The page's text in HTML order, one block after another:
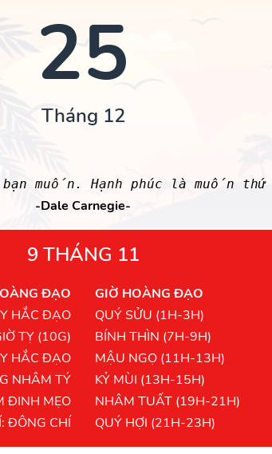
25
Tháng 12
muốn. Hạnh phúc là muốn thứ
-Dale Carnegie-
9 THÁNG 11
ĐẠO
HẮC ĐẠO
TỴ (10G)
HẮC ĐẠO
NHÂM TÝ
ĐINH MẸO
ĐÔNG CHÍ
GIỜ HOÀNG ĐẠO
QUÝ SỬU (1H-3H)
BÍNH THÌN (7H-9H)
MẬU NGỌ (11H-13H)
KỶ MÙI (13H-15H)
NHÂM TUẤT (19H-21H)
QUÝ HỢI (21H-23H)